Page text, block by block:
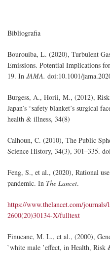
Bibliografia
Bourouiba, L. (2020), Turbulent
Emissions. Potential Implications
19. In JAMA. doi:10.1001/
Burgess, A., Horii, M., (2012),
Japan’s “safety blanket’s surgical
health & illness, 34(8)
Calhoun, C. (2010), The Public
Science History, 34(3), 301–335.
Feng, S., et al., (2020), Rational
pandemic. In The Lancet.
https://www.thelancet.com/
2600(20)30134-X/fulltext
Finucane, M. L., et al., (2000),
`white male ’effect, in Health, Risk